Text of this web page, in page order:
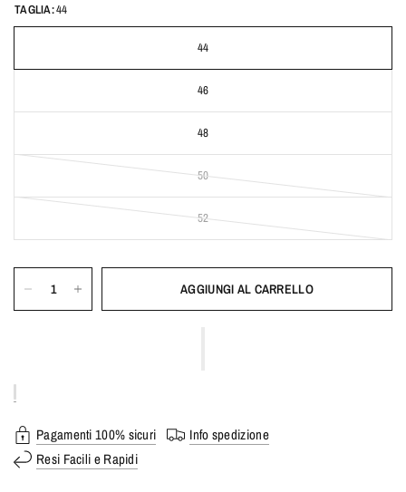
TAGLIA:44
44
46
48
50
52
AGGIUNGI AL CARRELLO
Pagamenti 100% sicuri
Info spedizione
Resi Facili e Rapidi